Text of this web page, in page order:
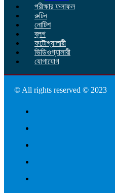
পরীক্ষার ফলাফল
রুটিন
নোটিশ
ব্লগ
ফটোগ্যালারী
ভিডিওগ্যালারী
যোগাযোগ
© All rights reserved © 2023